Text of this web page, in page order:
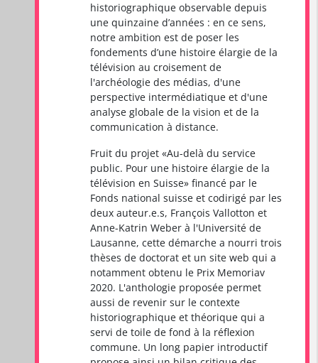
historiographique observable depuis
une quinzaine d’années : en ce sens,
notre ambition est de poser les
fondements d’une histoire élargie de la
télévision au croisement de
l'archéologie des médias, d'une
perspective intermédiatique et d'une
analyse globale de la vision et de la
communication à distance.
Fruit du projet «Au-delà du service
public. Pour une histoire élargie de la
télévision en Suisse» financé par le
Fonds national suisse et codirigé par les
deux auteur.e.s, François Vallotton et
Anne-Katrin Weber à l'Université de
Lausanne, cette démarche a nourri trois
thèses de doctorat et un site web qui a
notamment obtenu le Prix Memoriav
2020. L'anthologie proposée permet
aussi de revenir sur le contexte
historiographique et théorique qui a
servi de toile de fond à la réflexion
commune. Un long papier introductif